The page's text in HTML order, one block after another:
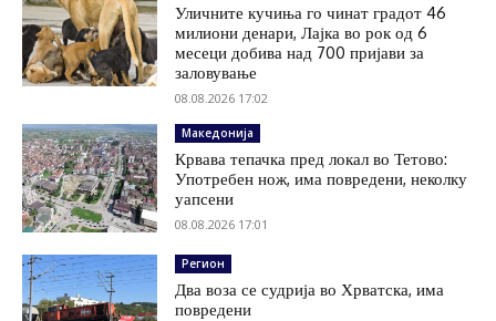
Уличните кучиња го чинат градот 46
милиони денари, Лајка во рок од 6
месеци добива над 700 пријави за
заловување
08.08.2026 17:02
Македонија
Крвава тепачка пред локал во Тетово:
Употребен нож, има повредени, неколку
уапсени
08.08.2026 17:01
Регион
Два воза се судрија во Хрватска, има
повредени